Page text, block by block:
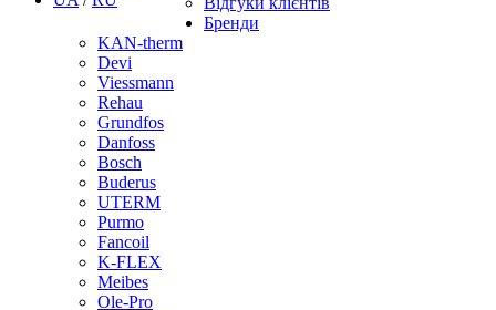
Бренди
KAN-therm
Devi
Viessmann
Rehau
Grundfos
Danfoss
Bosch
Buderus
UTERM
Purmo
Fancoil
K-FLEX
Meibes
Ole-Pro